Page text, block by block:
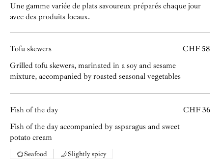
Une gamme variée de plats savoureux préparés chaque jour
avec des produits locaux.
Tofu skewers
Grilled tofu skewers, marinated in a soy and sesame
mixture, accompanied by roasted seasonal vegetables
CHF 58
Fish of the day
Fish of the day accompanied by asparagus and sweet
potato cream
CHF 36
Seafood Slightly spicy